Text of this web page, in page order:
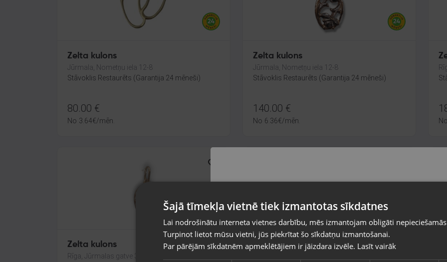
Zelta kulons
Jūrmala, Nometņu iela 12-8
Stāvoklis Restaurēts (Garantija 24 mēneši)
80.00 €
No 3.64€/mēn.
Zelta kulons
Jūrmala, Nometņu iela 12-8
Stāvoklis Restaurēts (Garantija 24 mēneši)
140.00 €
No 6.36€/mēn. No
Zelta kulons
Rīga, Jūrmalas gatve 30
Zelts Kulons
valsti
Vietnes saturs būs attēlots izvēlētajā valodā
Valsts
Šajā tīmekļa vietnē tiek izmantotas sīkdatnes
Lai nodrošinātu interneta vietnes darbību, mēs izmantojam obligāti
Turpinot lietot mūsu vietni, jūs piekrītat šo sīkdatņu izmantošanai.
Par pārējām sīkdatnēm apmeklētājiem ir jāizdara izvēle. Lasīt vairāk